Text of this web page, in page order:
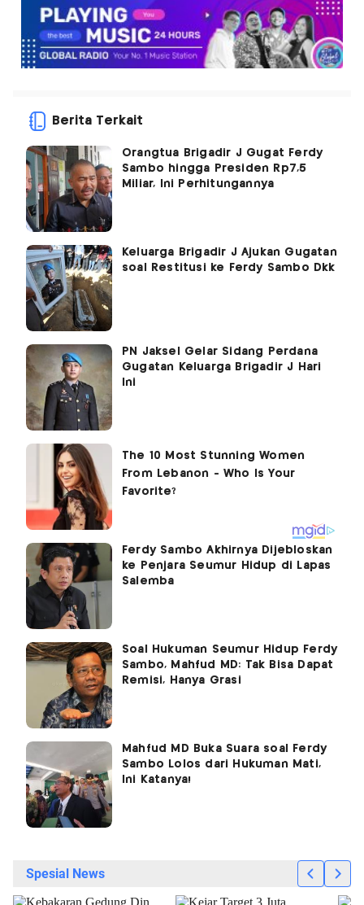
Berita Terkait
Orangtua Brigadir J Gugat Ferdy
Sambo hingga Presiden Rp7,5
Miliar, Ini Perhitungannya
Keluarga Brigadir J Ajukan Gugatan
soal Restitusi ke Ferdy Sambo Dkk
PN Jaksel Gelar Sidang Perdana
Gugatan Keluarga Brigadir J Hari
Ini
Ferdy Sambo Akhirnya Dijebloskan
ke Penjara Seumur Hidup di Lapas
Salemba
Soal Hukuman Seumur Hidup Ferdy
Sambo, Mahfud MD: Tak Bisa Dapat
Remisi, Hanya Grasi
Mahfud MD Buka Suara soal Ferdy
Sambo Lolos dari Hukuman Mati,
Ini Katanya!